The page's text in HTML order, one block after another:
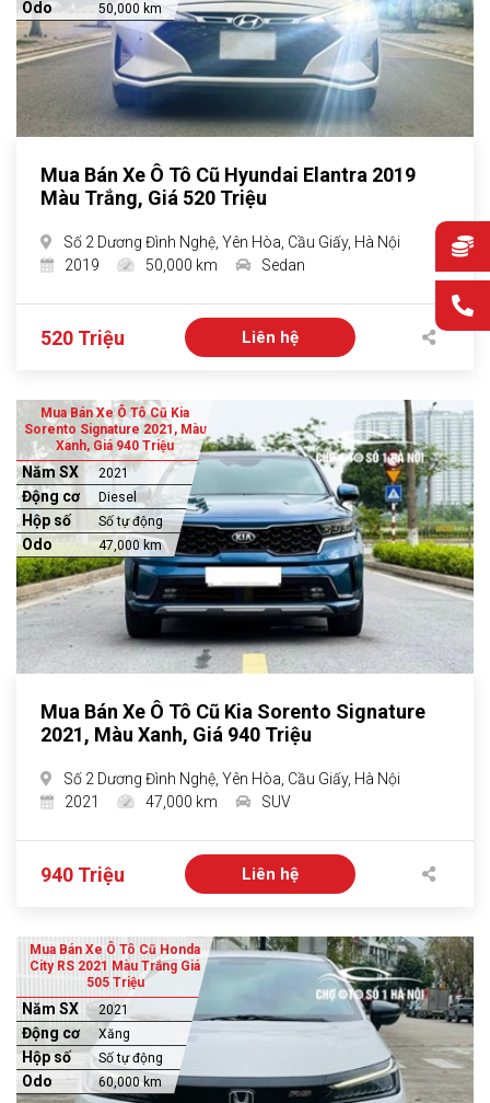
Odo 50,000 km
Mua Bán Xe Ô Tô Cũ Hyundai Elantra 2019
Màu Trắng, Giá 520 Triệu
Số 2 Dương Đình Nghệ, Yên Hòa, Cầu Giấy, Hà Nội
2019
50,000 km Sedan
520 Triệu Liên hệ
Mua Bán Xe Ô Tô Cũ Kia
Sorento Signature 2021, Màu
Xanh, Giá 940 Triệu
Năm SX 2021
Động cơ Diesel
Hộp số Số tự động
Odo 47,000 km
Mua Bán Xe Ô Tô Cũ Kia Sorento Signature
2021, Màu Xanh, Giá 940 Triệu
Số 2 Dương Đình Nghệ, Yên Hòa, Cầu Giấy, Hà Nội
2021
47,000 km SUV
940 Triệu Liên hệ
Mua Bán Xe Ô Tô Cũ Honda
City RS 2021 Màu Trắng Giá
505 Triệu
Năm SX 2021
Động cơ Xăng
Hộp số Số tự động
Odo 60,000 km